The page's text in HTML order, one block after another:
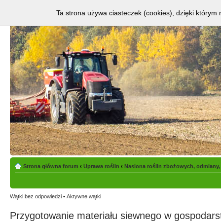
Strona główna forum ‹ Uprawa roślin ‹ Nasiona roślin zbożowych, odmiany,
Wątki bez odpowiedzi • Aktywne wątki
Przygotowanie materiału siewnego w
Ta strona używa ciasteczek (cookies), dzięki którym